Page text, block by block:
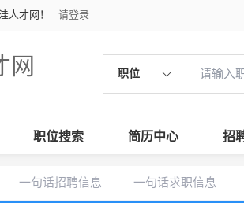
人才网！ 请登录
网 职位
职位搜索 简历中心 招
一句话招聘信息 一句话求职信息